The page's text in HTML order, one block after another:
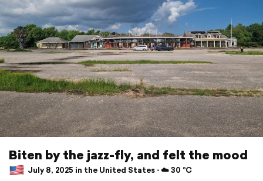
Biten by the jazz-fly, and felt the mood
July 8, 2025 in the United States ⋅ ☁️ 30 °C